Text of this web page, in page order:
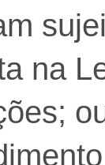
na